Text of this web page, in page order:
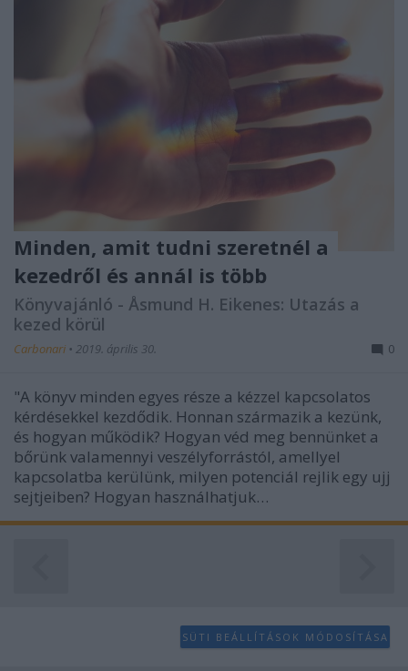
Minden, amit tudni szeretnél a
kezedről és annál is több
Könyvajánló - Åsmund H. Eikenes: Utazás a
kezed körül
Carbonari • 2019. április 30. 0
"A könyv minden egyes része a kézzel kapcsolatos
kérdésekkel kezdődik. Honnan származik a kezünk,
és hogyan működik? Hogyan véd meg bennünket a
bőrünk valamennyi veszélyforrástól, amellyel
kapcsolatba kerülünk, milyen potenciál rejlik egy ujj
sejtjeiben? Hogyan használhatjuk…
SÜTI BEÁLLÍTÁSOK MÓDOSÍTÁSA